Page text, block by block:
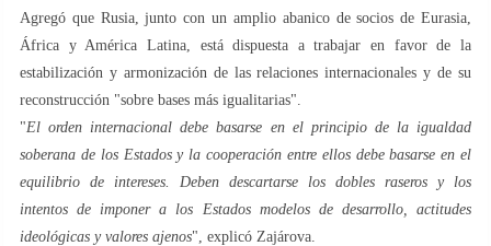
Agregó que Rusia, junto con un amplio abanico de socios de Eurasia,
África y América Latina, está dispuesta a trabajar en favor de la
estabilización y armonización de las relaciones internacionales y de su
reconstrucción "sobre bases más igualitarias".
"El orden internacional debe basarse en el principio de la igualdad
soberana de los Estados y la cooperación entre ellos debe basarse en el
equilibrio de intereses. Deben descartarse los dobles raseros y los
intentos de imponer a los Estados modelos de desarrollo, actitudes
ideológicas y valores ajenos", explicó Zajárova.